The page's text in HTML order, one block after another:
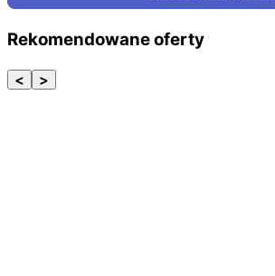
Rekomendowane oferty
< >